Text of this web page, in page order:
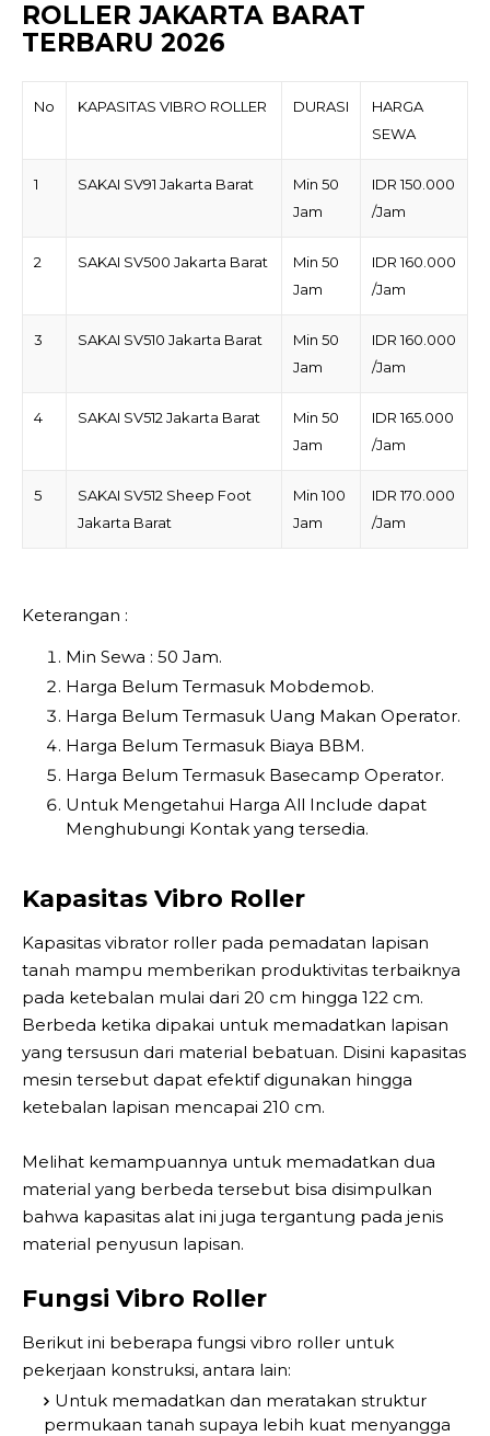
ROLLER JAKARTA BARAT
TERBARU 2026
No KAPASITAS VIBRO ROLLER DURASI
HARGA
SEWA
1 SAKAI SV91 Jakarta Barat
Min 50
Jam
IDR 150.000
/Jam
2 SAKAI SV500 Jakarta Barat
Min 50
Jam
IDR 160.000
/Jam
3 SAKAI SV510 Jakarta Barat
Min 50
Jam
IDR 160.000
/Jam
4 SAKAI SV512 Jakarta Barat
Min 50
Jam
IDR 165.000
/Jam
5
SAKAI SV512 Sheep Foot
Jakarta Barat
Min 100
Jam
IDR 170.000
/Jam
Keterangan :
Min Sewa : 50 Jam.
Harga Belum Termasuk Mobdemob.
Harga Belum Termasuk Uang Makan Operator.
Harga Belum Termasuk Biaya BBM.
Harga Belum Termasuk Basecamp Operator.
Untuk Mengetahui Harga All Include dapat
Menghubungi Kontak yang tersedia.
Kapasitas Vibro Roller
Kapasitas vibrator roller pada pemadatan lapisan
tanah mampu memberikan produktivitas terbaiknya
pada ketebalan mulai dari 20 cm hingga 122 cm.
Berbeda ketika dipakai untuk memadatkan lapisan
yang tersusun dari material bebatuan. Disini kapasitas
mesin tersebut dapat efektif digunakan hingga
ketebalan lapisan mencapai 210 cm.
Melihat kemampuannya untuk memadatkan dua
material yang berbeda tersebut bisa disimpulkan
bahwa kapasitas alat ini juga tergantung pada jenis
material penyusun lapisan.
Fungsi Vibro Roller
Berikut ini beberapa fungsi vibro roller untuk
pekerjaan konstruksi, antara lain:
Untuk memadatkan dan meratakan struktur
permukaan tanah supaya lebih kuat menyangga